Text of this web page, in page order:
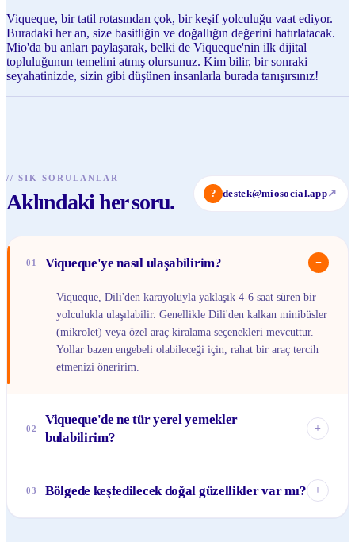
Viqueque, bir tatil rotasından çok, bir keşif yolculuğu vaat ediyor.
Buradaki her an, size basitliğin ve doğallığın değerini hatırlatacak.
Mio'da bu anları paylaşarak, belki de Viqueque'nin ilk dijital
topluluğunun temelini atmış olursunuz. Kim bilir, bir sonraki
seyahatinizde, sizin gibi düşünen insanlarla burada tanışırsınız!
// SIK SORULANLAR
Aklındaki her soru. ? destek@miosocial.app↗
01 Viqueque'ye nasıl ulaşabilirim? −
Viqueque, Dili'den karayoluyla yaklaşık 4-6 saat süren bir
yolculukla ulaşılabilir. Genellikle Dili'den kalkan minibüsler
(mikrolet) veya özel araç kiralama seçenekleri mevcuttur.
Yollar bazen engebeli olabileceği için, rahat bir araç tercih
etmenizi öneririm.
02
Viqueque'de ne tür yerel yemekler
bulabilirim?
+
Timor yemekleriyle tanınır. Balık, karides ve yengeç gibi
03 Bölgede keşfedilecek doğal güzellikler var mı? +